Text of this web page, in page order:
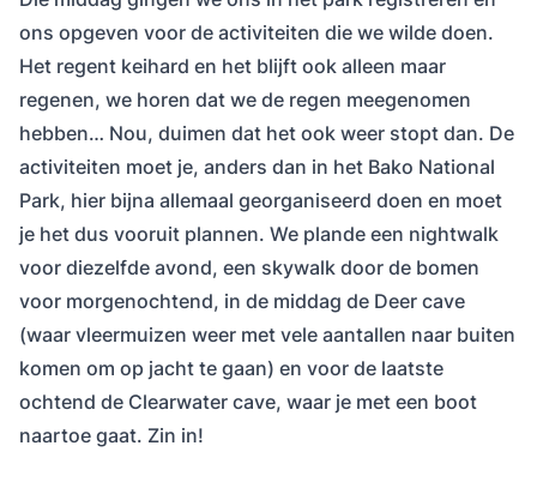
ons opgeven voor de activiteiten die we wilde doen.
Het regent keihard en het blijft ook alleen maar
regenen, we horen dat we de regen meegenomen
hebben… Nou, duimen dat het ook weer stopt dan. De
activiteiten moet je, anders dan in het Bako National
Park, hier bijna allemaal georganiseerd doen en moet
je het dus vooruit plannen. We plande een nightwalk
voor diezelfde avond, een skywalk door de bomen
voor morgenochtend, in de middag de Deer cave
(waar vleermuizen weer met vele aantallen naar buiten
komen om op jacht te gaan) en voor de laatste
ochtend de Clearwater cave, waar je met een boot
naartoe gaat. Zin in!